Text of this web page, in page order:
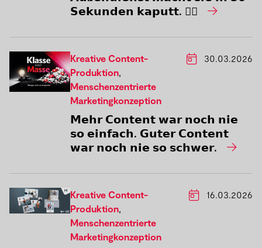
𝗦𝗲𝗸𝘂𝗻𝗱𝗲𝗻 𝗸𝗮𝗽𝘂𝘁𝘁. 🤦‍♀️
Kreative Content-
Produktion,
Menschenzentrierte
Marketingkonzeption
30.03.2026
𝗠𝗲𝗵𝗿 𝗖𝗼𝗻𝘁𝗲𝗻𝘁 𝘄𝗮𝗿 𝗻𝗼𝗰𝗵 𝗻𝗶𝗲
𝘀𝗼 𝗲𝗶𝗻𝗳𝗮𝗰𝗵. 𝗚𝘂𝘁𝗲𝗿 𝗖𝗼𝗻𝘁𝗲𝗻𝘁
𝘄𝗮𝗿 𝗻𝗼𝗰𝗵 𝗻𝗶𝗲 𝘀𝗼 𝘀𝗰𝗵𝘄𝗲𝗿.
Kreative Content-
Produktion,
Menschenzentrierte
Marketingkonzeption
16.03.2026